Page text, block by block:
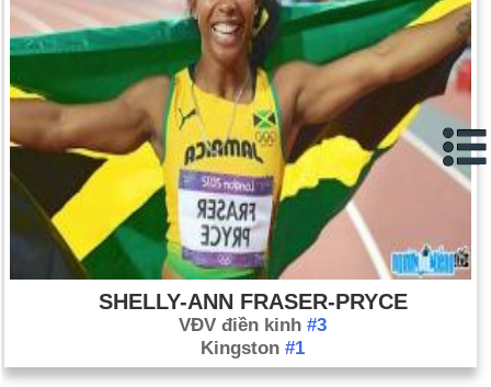
SHELLY-ANN FRASER-PRYCE
VĐV điền kinh #3
Kingston #1